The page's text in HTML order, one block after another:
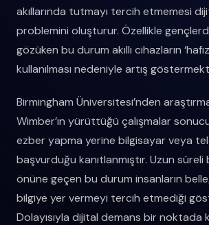
akıllarında tutmayı tercih etmemesi
problemini oluşturur. Özellikle
gözüken bu durum akıllı cihazların
kullanılması nedeniyle artış
Birmingham Üniversitesi’nden
Wimber’ın yürüttüğü çalışmalar
ezber yapma yerine bilgisayar veya
başvurduğu kanıtlanmıştır. Uzun süreli
önüne geçen bu durum insanların
bilgiye yer vermeyi tercih etmediği
Dolayısıyla dijital demans bir noktada